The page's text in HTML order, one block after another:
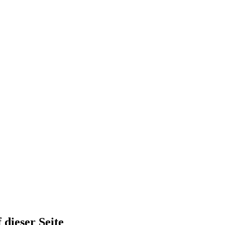
Seite